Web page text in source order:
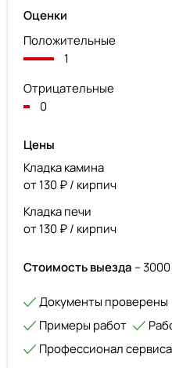
Оценки
Положительные
1
Отрицательные
0
Цены
Кладка камина
от 130 ₽ / кирпич
Кладка печи
от 130 ₽ / кирпич
Стоимость выезда –
Документы проверены
Примеры работ
Профессионал сервиса